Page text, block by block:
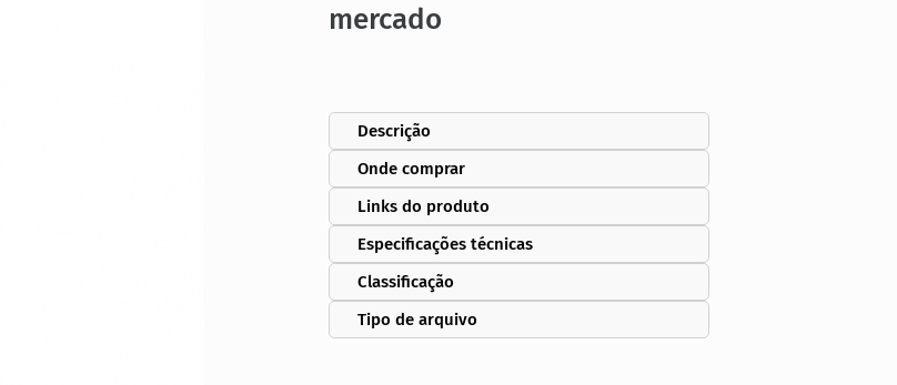
mercado
Descrição
Onde comprar
Links do produto
Especificações técnicas
Classificação
Tipo de arquivo